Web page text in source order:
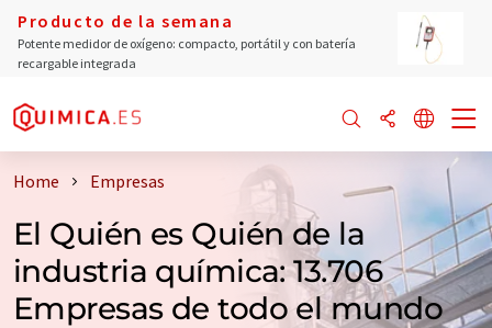
Producto de la semana
Potente medidor de oxígeno: compacto, portátil y con batería
recargable integrada
Home Empresas
El Quién es Quién de la
industria química: 13.706
Empresas de todo el mundo